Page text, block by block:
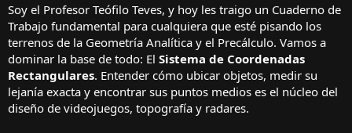
Soy el Profesor Teófilo Teves, y hoy les traigo un Cuaderno de
Trabajo fundamental para cualquiera que esté pisando los
terrenos de la Geometría Analítica y el Precálculo. Vamos a
dominar la base de todo: El Sistema de Coordenadas
Rectangulares. Entender cómo ubicar objetos, medir su
lejanía exacta y encontrar sus puntos medios es el núcleo del
diseño de videojuegos, topografía y radares.